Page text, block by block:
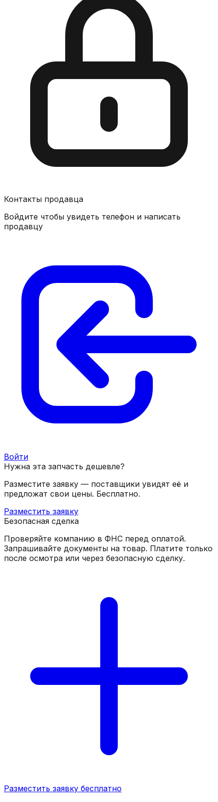
Контакты продавца
Войдите чтобы увидеть телефон и написать
продавцу
Войти
Нужна эта запчасть дешевле?
Разместите заявку — поставщики увидят её и
предложат свои цены. Бесплатно.
Разместить заявку
Безопасная сделка
Проверяйте компанию в ФНС перед оплатой.
Запрашивайте документы на товар. Платите только
после осмотра или через безопасную сделку.
Разместить заявку бесплатно